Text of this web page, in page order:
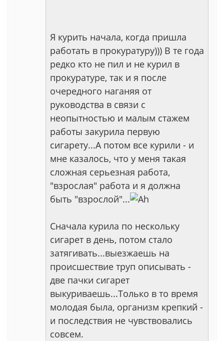
Я курить начала, когда пришла
работать в прокуратуру))) В те года
редко кто не пил и не курил в
прокуратуре, так и я после
очередного наганяя от
руководства в связи с
неопытностью и малым стажем
работы закурила первую
сигарету...А потом все курили - и
мне казалось, что у меня такая
сложная серьезная работа,
"взрослая" работа и я должна
быть "взрослой"...
Сначала курила по нескольку
сигарет в день, потом стало
затягивать...выезжаешь на
происшествие труп описывать -
две пачки сигарет
выкуриваешь...Только в то время
молодая была, организм крепкий -
и последствия не чувствовались
совсем.